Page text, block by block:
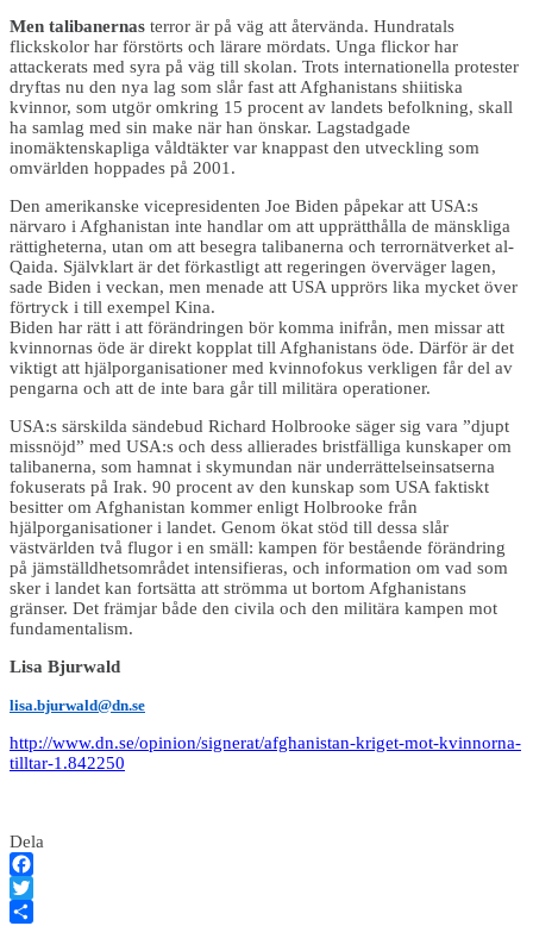
Men talibanernas terror är på väg att återvända. Hundratals
flickskolor har förstörts och lärare mördats. Unga flickor har
attackerats med syra på väg till skolan. Trots internationella protester
dryftas nu den nya lag som slår fast att Afghanistans shiitiska
kvinnor, som utgör omkring 15 procent av landets befolkning, skall
ha samlag med sin make när han önskar. Lagstadgade
inomäktenskapliga våldtäkter var knappast den utveckling som
omvärlden hoppades på 2001.
Den amerikanske vicepresidenten Joe Biden påpekar att USA:s
närvaro i Afghanistan inte handlar om att upprätthålla de mänskliga
rättigheterna, utan om att besegra talibanerna och terrornätverket al-
Qaida. Självklart är det förkastligt att regeringen överväger lagen,
sade Biden i veckan, men menade att USA upprörs lika mycket över
förtryck i till exempel Kina.
Biden har rätt i att förändringen bör komma inifrån, men missar att
kvinnornas öde är direkt kopplat till Afghanistans öde. Därför är det
viktigt att hjälporganisationer med kvinnofokus verkligen får del av
pengarna och att de inte bara går till militära operationer.
USA:s särskilda sändebud Richard Holbrooke säger sig vara ”djupt
missnöjd” med USA:s och dess allierades bristfälliga kunskaper om
talibanerna, som hamnat i skymundan när underrättelseinsatserna
fokuserats på Irak. 90 procent av den kunskap som USA faktiskt
besitter om Afghanistan kommer enligt Holbrooke från
hjälporganisationer i landet. Genom ökat stöd till dessa slår
västvärlden två flugor i en smäll: kampen för bestående förändring
på jämställdhetsområdet intensifieras, och information om vad som
sker i landet kan fortsätta att strömma ut bortom Afghanistans
gränser. Det främjar både den civila och den militära kampen mot
fundamentalism.
Lisa Bjurwald
lisa.bjurwald@dn.se
http://www.dn.se/opinion/signerat/afghanistan-kriget-mot-kvinnorna-
tilltar-1.842250
Dela
Facebook
Twitter